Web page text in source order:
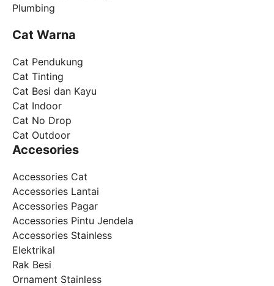
Plumbing
Cat Warna
Cat Pendukung
Cat Tinting
Cat Besi dan Kayu
Cat Indoor
Cat No Drop
Cat Outdoor
Accesories
Accessories Cat
Accessories Lantai
Accessories Pagar
Accessories Pintu Jendela
Accessories Stainless
Elektrikal
Rak Besi
Ornament Stainless